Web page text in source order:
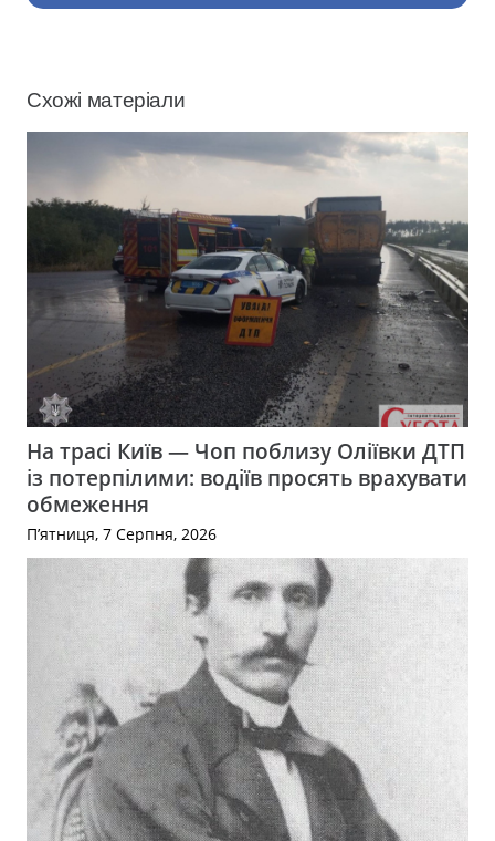
Схожі матеріали
На трасі Київ — Чоп поблизу Оліївки ДТП
із потерпілими: водіїв просять врахувати
обмеження
П’ятниця, 7 Серпня, 2026